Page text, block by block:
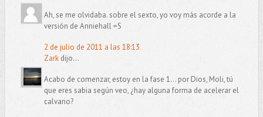
Ah, se me olvidaba. sobre el sexto, yo voy más acorde a la
versión de Anniehall =S
2 de julio de 2011 a las 18:13
Zarkdijo...
Acabo de comenzar, estoy en la fase 1... por Dios, Moli, tú
que eres sabia según veo, ¿hay alguna forma de acelerar el
calvario?